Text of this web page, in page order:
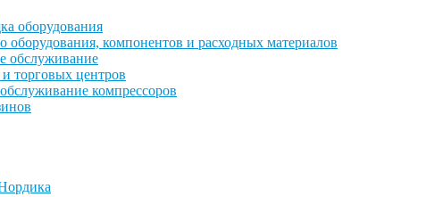
оборудования
оборудования, компонентов и расходных материалов
обслуживание
торговых центров
компрессоров